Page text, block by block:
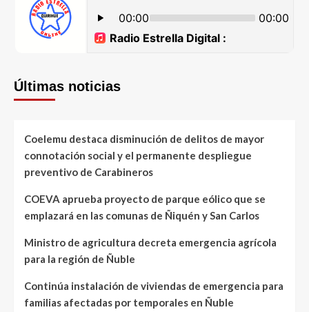
Últimas noticias
Coelemu destaca disminución de delitos de mayor
connotación social y el permanente despliegue
preventivo de Carabineros
COEVA aprueba proyecto de parque eólico que se
emplazará en las comunas de Ñiquén y San Carlos
Ministro de agricultura decreta emergencia agrícola
para la región de Ñuble
Continúa instalación de viviendas de emergencia para
familias afectadas por temporales en Ñuble